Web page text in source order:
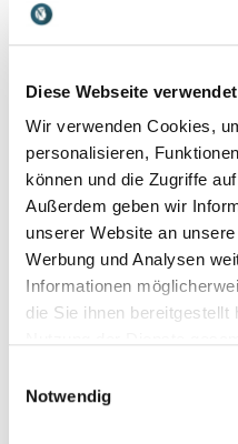
Diese Webseite
Wir verwenden Cookies,
personalisieren,
können und die Zugriffe
Außerdem geben wir
unserer Website an
Werbung und Analysen
Informationen
die Sie ihnen
Notwendig
Rüdiger Böhm
richtiges Teambuilding zu
Erfolg führt und wie man sich
optimal auf Veränderungen
einstellt.
Sebastian Purps-